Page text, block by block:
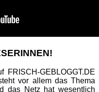
FRISCH-GEBLOGGT.DE
vor allem das Thema
das Netz hat wesentlich